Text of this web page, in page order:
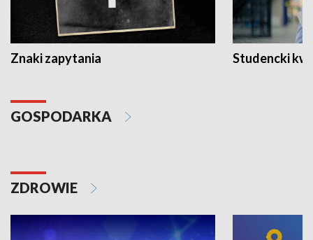
Znaki zapytania Studencki
GOSPODARKA
ZDROWIE